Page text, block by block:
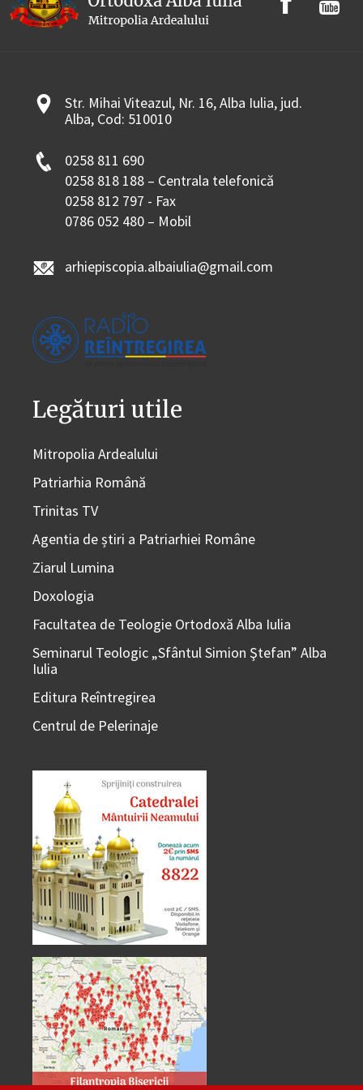
Str. Mihai Viteazul, Nr. 16, Alba Iulia, jud.
Alba, Cod: 510010
0258 811 690
0258 818 188 – Centrala telefonică
0258 812 797 - Fax
0786 052 480 – Mobil
arhiepiscopia.albaiulia@gmail.com
Legături utile
Mitropolia Ardealului
Patriarhia Română
Trinitas TV
Agentia de știri a Patriarhiei Române
Ziarul Lumina
Doxologia
Facultatea de Teologie Ortodoxă Alba Iulia
Seminarul Teologic „Sfântul Simion Ştefan” Alba
Iulia
Editura Reîntregirea
Centrul de Pelerinaje